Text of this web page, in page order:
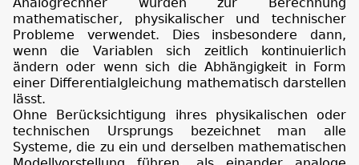
mathematischer, physikalischer und technischer
Probleme verwendet. Dies insbesondere dann,
wenn die Variablen sich zeitlich kontinuierlich
ändern oder wenn sich die Abhängigkeit in Form
einer Differentialgleichung mathematisch darstellen
lässt.
Ohne Berücksichtigung ihres physikalischen oder
technischen Ursprungs bezeichnet man alle
Systeme, die zu ein und derselben mathematischen